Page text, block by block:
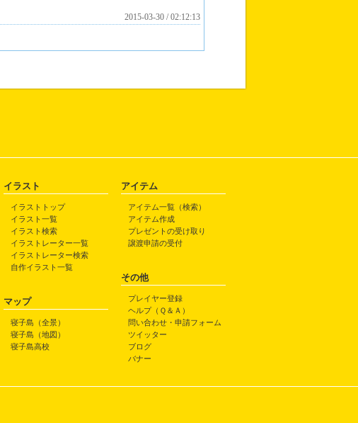
2015-03-30 / 02:12:13
イラスト
イラストトップ
イラスト一覧
イラスト検索
イラストレーター一覧
イラストレーター検索
自作イラスト一覧
マップ
寝子島（全景）
寝子島（地図）
寝子島高校
アイテム
アイテム一覧（検索）
アイテム作成
プレゼントの受け取り
譲渡申請の受付
その他
プレイヤー登録
ヘルプ（Ｑ＆Ａ）
問い合わせ・申請フォーム
ツイッター
ブログ
バナー